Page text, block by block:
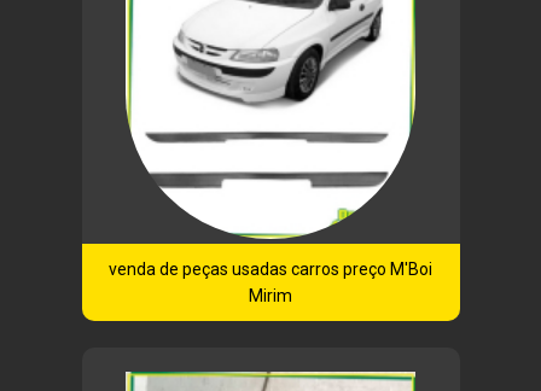
venda de peças usadas carros preço M'Boi
Mirim